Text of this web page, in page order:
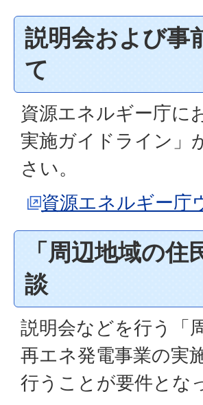
説明会および事
て
資源エネルギー庁に
実施ガイドライン」
さい。
資源エネルギー庁
「周辺地域の
談
説明会などを行う「
再エネ発電事業の実
行うことが要件とな